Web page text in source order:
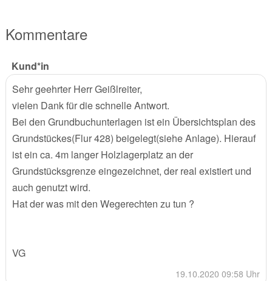
Kommentare
Kund*in
Sehr geehrter Herr Geißlreiter,
vielen Dank für die schnelle Antwort.
Bei den Grundbuchunterlagen ist ein Übersichtsplan des
Grundstückes(Flur 428) beigelegt(siehe Anlage). Hierauf
ist ein ca. 4m langer Holzlagerplatz an der
Grundstücksgrenze eingezeichnet, der real existiert und
auch genutzt wird.
Hat der was mit den Wegerechten zu tun ?
VG
19.10.2020 09:58 Uhr